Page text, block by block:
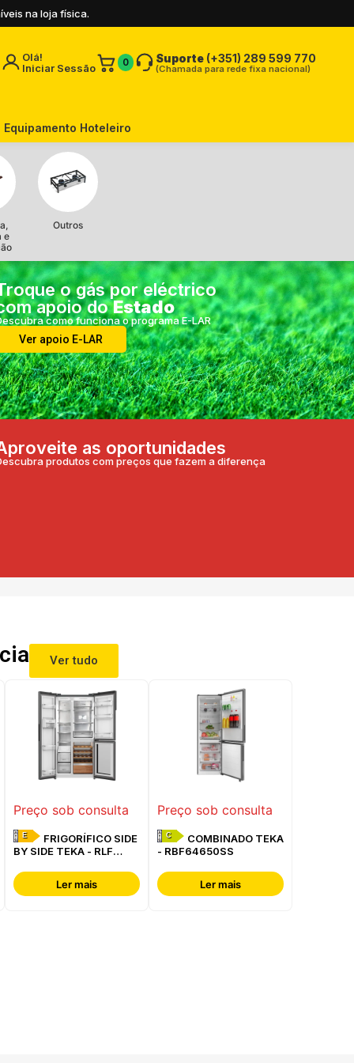
na loja física.
Olá!
Iniciar Sessão
0 Suporte (+351) 289 599 770
(Chamada para rede fixa nacional)
Equipamento Hoteleiro
e
Outros
o gás por eléctrico
apoio doEstado
como funciona o programa E-LAR
Ver apoio E-LAR
as oportunidades
produtos com preços que fazem a diferença
Ver tudo
Preço sob consulta
E
BY SIDE TEKA - RLF
Ler mais
Preço sob consulta
C
- RBF64650SS
Ler mais